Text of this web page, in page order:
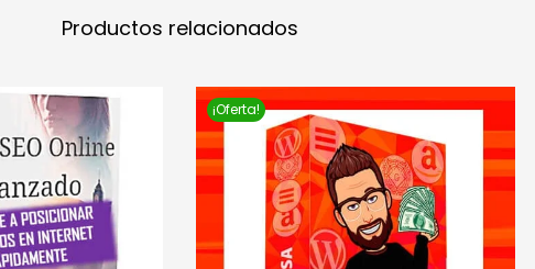
Productos relacionados
¡Oferta!